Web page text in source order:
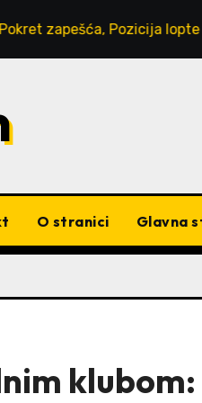
Pozicija lopte
O stranici Glavna